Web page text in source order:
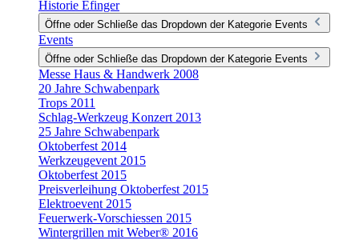
Historie Efinger
Öffne oder Schließe das Dropdown der Kategorie Events
Events
Öffne oder Schließe das Dropdown der Kategorie Events
Messe Haus & Handwerk 2008
20 Jahre Schwabenpark
Trops 2011
Schlag-Werkzeug Konzert 2013
25 Jahre Schwabenpark
Oktoberfest 2014
Werkzeugevent 2015
Oktoberfest 2015
Preisverleihung Oktoberfest 2015
Elektroevent 2015
Feuerwerk-Vorschiessen 2015
Wintergrillen mit Weber® 2016